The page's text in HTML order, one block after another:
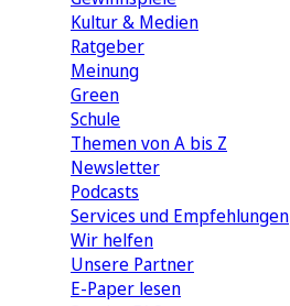
Kultur & Medien
Ratgeber
Meinung
Green
Schule
Themen von A bis Z
Newsletter
Podcasts
Services und Empfehlungen
Wir helfen
Unsere Partner
E-Paper lesen